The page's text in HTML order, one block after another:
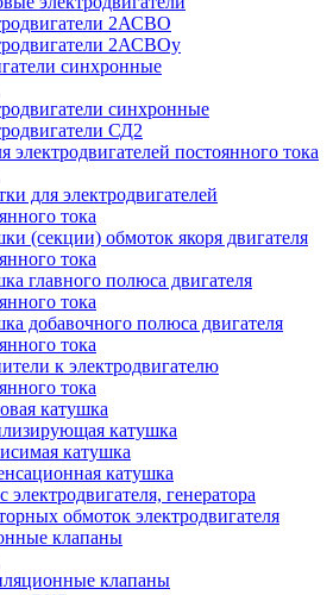
2АСВО
2АСВОу
синхронные
синхронные
СД2
электродвигателей постоянного тока
для электродвигателей
тока
(секции) обмоток якоря двигателя
тока
главного полюса двигателя
тока
добавочного полюса двигателя
тока
к электродвигателю
тока
катушка
катушка
катушка
катушка
генератора
обмоток электродвигателя
клапаны
клапаны